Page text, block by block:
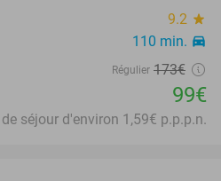
9.2 star
110 min. directions_car
Régulier 173€
99€
séjour d'environ 1,59€ p.p.p.n.